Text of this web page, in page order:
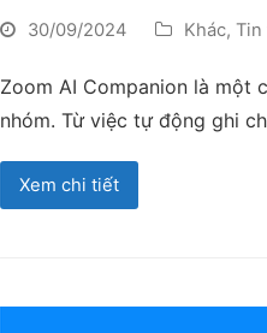
30/09/2024 Khác, Tin
Zoom AI Companion là một
nhóm. Từ việc tự động ghi
Xem chi tiết